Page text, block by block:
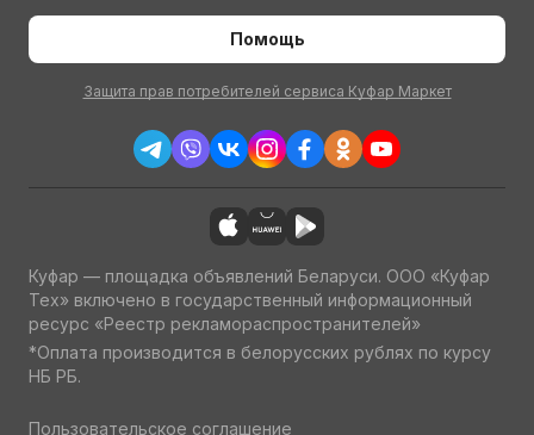
Помощь
Защита прав потребителей сервиса Куфар Маркет
Куфар — площадка объявлений Беларуси. ООО «Куфар
Тех» включено в государственный информационный
ресурс «Реестр рекламораспространителей»
*Оплата производится в белорусских рублях по курсу
НБ РБ.
Пользовательское соглашение